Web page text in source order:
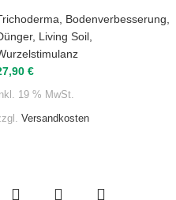
Bodenverbesserung
, Living Soil
€
19 % MwSt.
Versandkosten